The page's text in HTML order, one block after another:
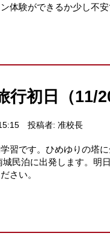
体験ができるか少し不安
行初日（
投稿者: 准校長
習です。ひめゆりの塔
城民泊に出発します。明
さい。